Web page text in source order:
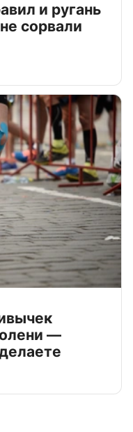
и ругань
сорвали
—